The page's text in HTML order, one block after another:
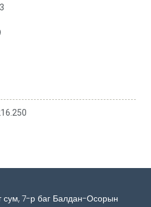
сум, 7-р баг Балдан-Осорын